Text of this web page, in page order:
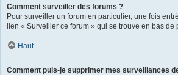
Comment surveiller des forums ?
Pour surveiller un forum en particulier, une fois
lien « Surveiller ce forum » qui se trouve en bas de
Haut
Comment puis-je supprimer mes surveillances